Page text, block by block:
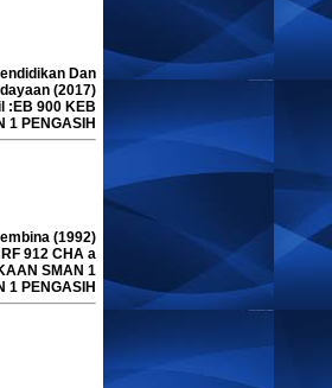
Dan
(2017)
:EB 900 KEB
1 PENGASIH
(1992)
912 CHA a
SMAN 1
1 PENGASIH